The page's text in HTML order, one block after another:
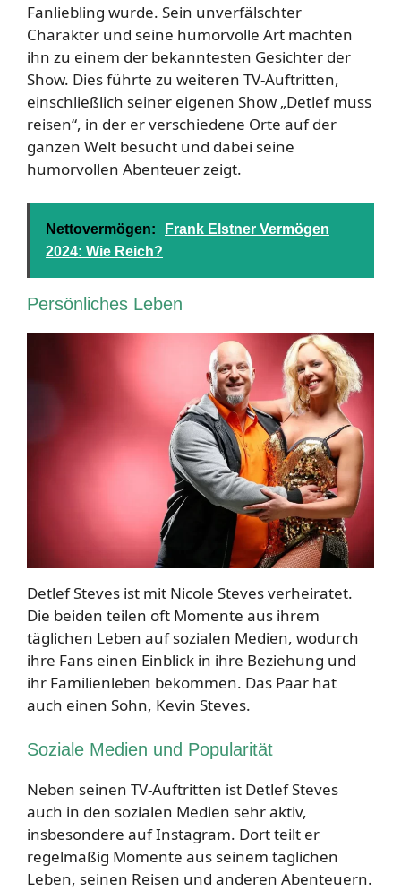
Fanliebling wurde. Sein unverfälschter
Charakter und seine humorvolle Art machten
ihn zu einem der bekanntesten Gesichter der
Show. Dies führte zu weiteren TV-Auftritten,
einschließlich seiner eigenen Show „Detlef muss
reisen“, in der er verschiedene Orte auf der
ganzen Welt besucht und dabei seine
humorvollen Abenteuer zeigt.
Nettovermögen:
Frank Elstner Vermögen
2024: Wie Reich?
Persönliches Leben
Detlef Steves ist mit Nicole Steves verheiratet.
Die beiden teilen oft Momente aus ihrem
täglichen Leben auf sozialen Medien, wodurch
ihre Fans einen Einblick in ihre Beziehung und
ihr Familienleben bekommen. Das Paar hat
auch einen Sohn, Kevin Steves.
Soziale Medien und Popularität
Neben seinen TV-Auftritten ist Detlef Steves
auch in den sozialen Medien sehr aktiv,
insbesondere auf Instagram. Dort teilt er
regelmäßig Momente aus seinem täglichen
Leben, seinen Reisen und anderen Abenteuern.